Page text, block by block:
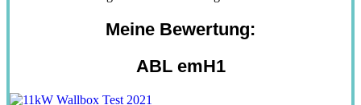
Meine Bewertung:
ABL emH1